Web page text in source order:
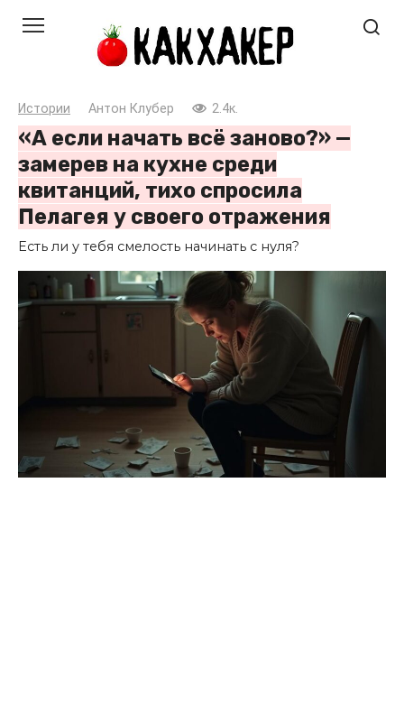
Истории Антон Клубер 2.4к.
«А если начать всё заново?» —
замерев на кухне среди
квитанций, тихо спросила
Пелагея у своего отражения
Есть ли у тебя смелость начинать с нуля?